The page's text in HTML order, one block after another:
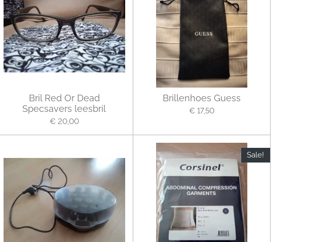
Bril Red Or Dead
Specsavers leesbril
€ 20,00
Brillenhoes Guess
€ 17,50
Sale!